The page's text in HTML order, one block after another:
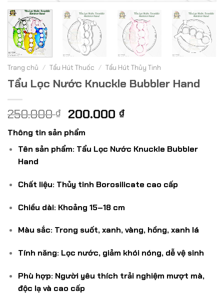
Trang chủ / Tẩu Hút Thuốc / Tẩu Hút Thủy Tinh
Tẩu Lọc Nước Knuckle Bubbler Hand
250.000₫ Giá
gốc
là:
250.000 ₫.
200.000 ₫Giá
là:
Thông tin sản phẩm
Tên sản phẩm: Tẩu Lọc Nước Knuckle Bubbler
Hand
Chất liệu: Thủy tinh Borosilicate cao cấp
Chiều dài: Khoảng 15–18 cm
Màu sắc: Trong suốt, xanh, vàng, hồng, xanh lá
Tính năng: Lọc nước, giảm khói nóng, dễ vệ sinh
Phù hợp: Người yêu thích trải nghiệm mượt mà,
độc lạ và cao cấp